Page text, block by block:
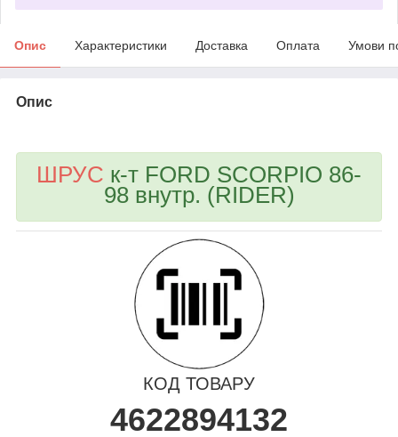
Опис Характеристики Доставка Оплата Умови
Опис
ШРУС к-т FORD SCORPIO 86-
98 внутр. (RIDER)
КОД ТОВАРУ
4622894132